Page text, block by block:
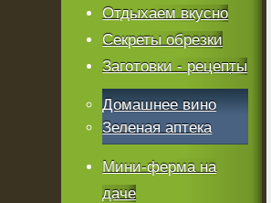
Отдыхаем вкусно
Секреты обрезки
Заготовки - рецепты
Домашнее вино
Зеленая аптека
Мини-ферма на
даче